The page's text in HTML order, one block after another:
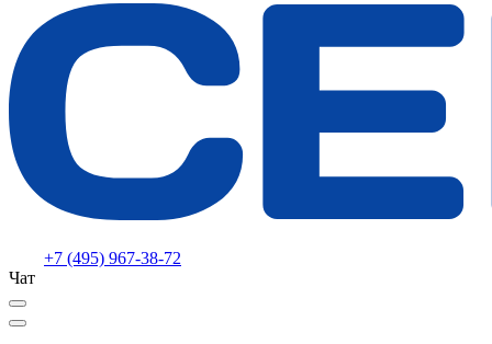
+7 (495) 967-38-72
Чат